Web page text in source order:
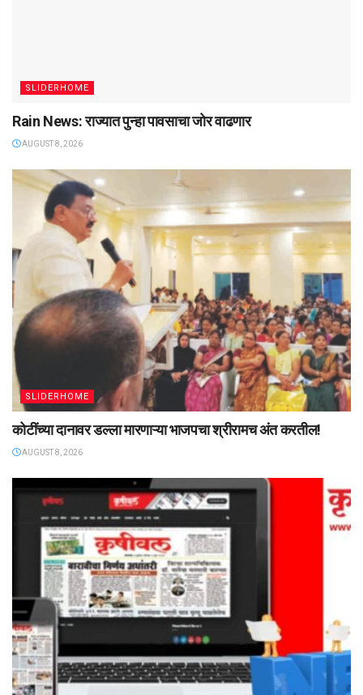
SLIDERHOME
Rain News: राज्यात पुन्हा पावसाचा जोर वाढणार
AUGUST 8, 2026
SLIDERHOME
कोटींच्या दानावर डल्ला मारणाऱ्या भाजपचा श्रीरामच अंत करतील!
AUGUST 8, 2026